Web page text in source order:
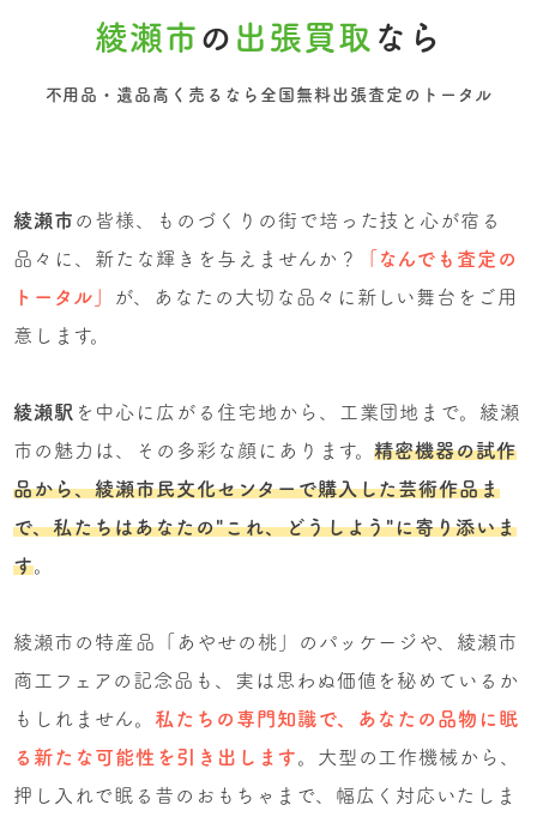
綾瀬市 の 出張買取 なら
不用品・遺品高く売るなら全国無料出張査定のトータル
綾瀬市 の皆様、ものづくりの街で培った技と心が宿る
品々に、新たな輝きを与えませんか？
「なんでも査定の
トータル」
が、あなたの大切な品々に新しい舞台をご用
意します。
綾瀬駅 を中心に広がる住宅地から、工業団地まで。綾瀬
市の魅力は、その多彩な顔にあります。精密機器の試作
品から、綾瀬市民文化センターで購入した芸術作品ま
で、私たちはあなたの"これ、どうしよう"に寄り添いま
す。
綾瀬市の特産品「あやせの桃」のパッケージや、綾瀬市
商工フェアの記念品も、実は思わぬ価値を秘めているか
もしれません。 私たちの専門知識で、あなたの品物に眠
る新たな可能性を引き出します。大型の工作機械から、
押し入れで眠る昔のおもちゃまで、幅広く対応いたしま